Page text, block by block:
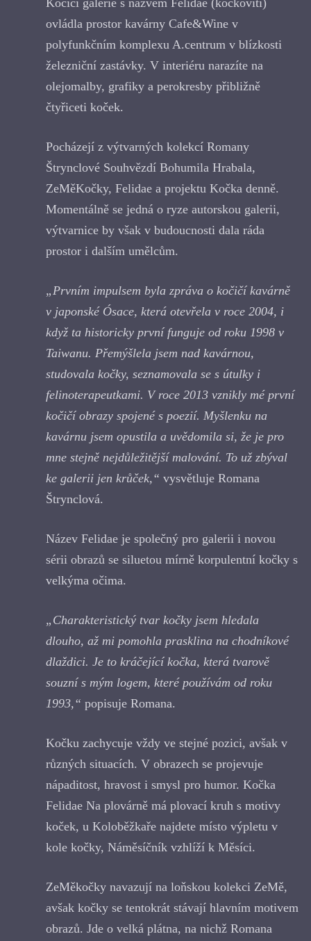
ovládla prostor kavárny Cafe&Wine v
polyfunkčním komplexu A.centrum v blízkosti
železniční zastávky. V interiéru narazíte na
olejomalby, grafiky a perokresby přibližně
čtyřiceti koček.
Pocházejí z výtvarných kolekcí Romany
Štrynclové Souhvězdí Bohumila Hrabala,
ZeMěKočky, Felidae a projektu Kočka denně.
Momentálně se jedná o ryze autorskou galerii,
výtvarnice by však v budoucnosti dala ráda
prostor i dalším umělcům.
„Prvním impulsem byla zpráva o kočičí kavárně
v japonské Ósace, která otevřela v roce 2004, i
když ta historicky první funguje od roku 1998 v
Taiwanu. Přemýšlela jsem nad kavárnou,
studovala kočky, seznamovala se s útulky i
felinoterapeutkami. V roce 2013 vznikly mé první
kočičí obrazy spojené s poezií. Myšlenku na
kavárnu jsem opustila a uvědomila si, že je pro
mne stejně nejdůležitější malování. To už zbýval
ke galerii jen krůček,“ vysvětluje Romana
Štrynclová.
Název Felidae je společný pro galerii i novou
sérii obrazů se siluetou mírně korpulentní kočky s
velkýma očima.
„Charakteristický tvar kočky jsem hledala
dlouho, až mi pomohla prasklina na chodníkové
dlaždici. Je to kráčející kočka, která tvarově
souzní s mým logem, které používám od roku
1993,“ popisuje Romana.
Kočku zachycuje vždy ve stejné pozici, avšak v
různých situacích. V obrazech se projevuje
nápaditost, hravost i smysl pro humor. Kočka
Felidae Na plovárně má plovací kruh s motivy
koček, u Koloběžkaře najdete místo výpletu v
kole kočky, Náměsíčník vzhlíží k Měsíci.
ZeMěkočky navazují na loňskou kolekci ZeMě,
avšak kočky se tentokrát stávají hlavním motivem
obrazů. Jde o velká plátna, na nichž Romana